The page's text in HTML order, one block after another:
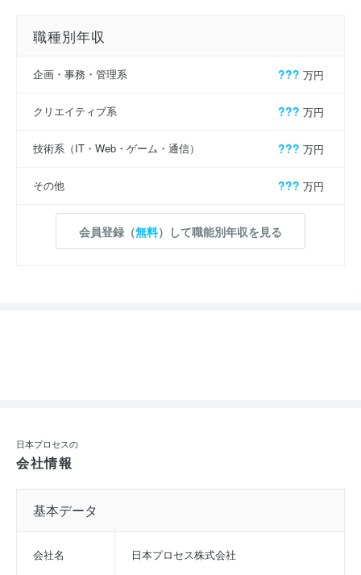
職種別年収
企画・事務・管理系 ??? 万円
クリエイティブ系 ??? 万円
技術系（IT・Web・ゲーム・通信） ??? 万円
その他 ??? 万円
会員登録（無料）して職能別年収を見る
日本プロセスの
会社情報
基本データ
会社名 日本プロセス株式会社